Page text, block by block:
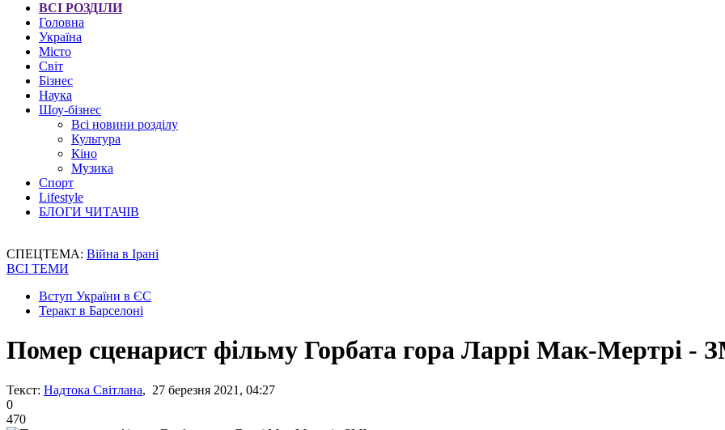
ВСІ РОЗДІЛИ
Головна
Україна
Місто
Світ
Бізнес
Наука
Шоу-бізнес
Всі новини розділу
Культура
Кіно
Музика
Спорт
Lifestyle
БЛОГИ ЧИТАЧІВ
СПЕЦТЕМА: Війна в Ірані
ВСІ ТЕМИ
Вступ України в ЄС
Теракт в Барселоні
Помер сценарист фільму Горбата гора Ларрі Мак-Мертрі -
Текст: Надтока Світлана, 27 березня 2021, 04:27
0
470